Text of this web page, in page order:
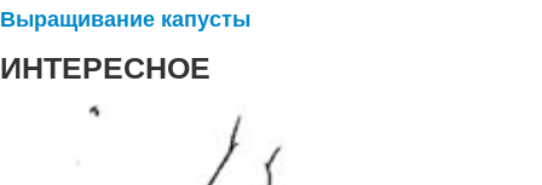
Выращивание капусты
ИНТЕРЕСНОЕ